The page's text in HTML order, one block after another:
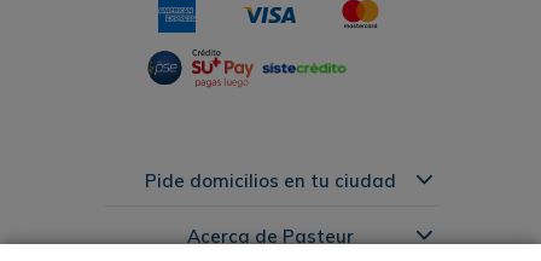
Pide domicilios en tu ciudad
Acerca de Pasteur